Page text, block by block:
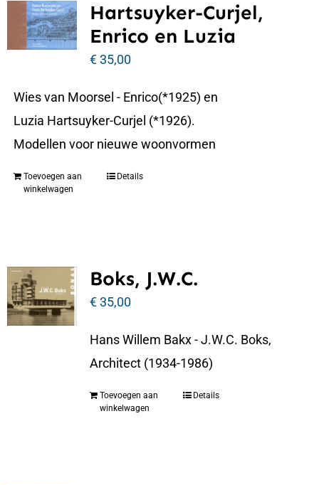
Hartsuyker-Curjel,
Enrico en Luzia
€35,00
Wies van Moorsel - Enrico(*1925) en
Luzia Hartsuyker-Curjel (*1926).
Modellen voor nieuwe woonvormen
Toevoegen aan
winkelwagen
Details
Boks, J.W.C.
€35,00
Hans Willem Bakx - J.W.C. Boks,
Architect (1934-1986)
Toevoegen aan
winkelwagen
Details